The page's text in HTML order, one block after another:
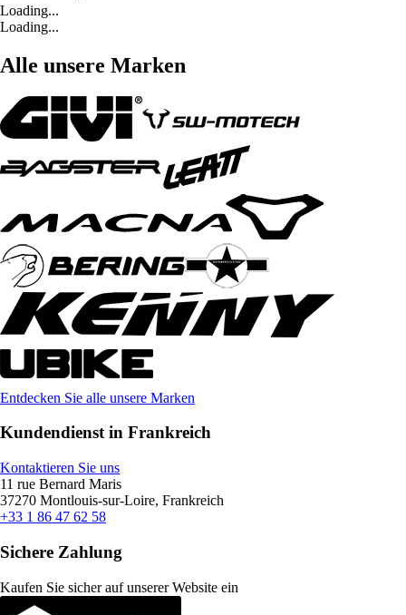
Loading...
Loading...
Alle unsere Marken
Entdecken Sie alle unsere Marken
Kundendienst in Frankreich
Kontaktieren Sie uns
11 rue Bernard Maris
37270 Montlouis-sur-Loire, Frankreich
+33 1 86 47 62 58
Sichere Zahlung
Kaufen Sie sicher auf unserer Website ein